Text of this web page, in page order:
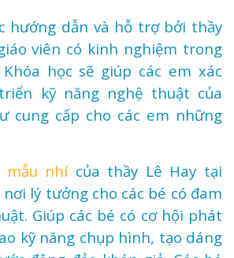
hướng dẫn và hỗ trợ bởi thầy
viên có kinh nghiệm trong
học sẽ giúp các em xác
kỹ năng nghệ thuật của
cung cấp cho các em những
mẫu nhícủa thầy Lê Hay tại
lý tưởng cho các bé có đam
Giúp các bé có cơ hội phát
kỹ năng chụp hình, tạo dáng